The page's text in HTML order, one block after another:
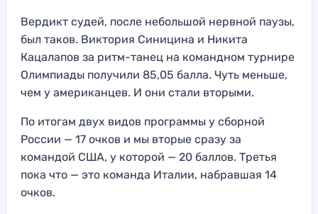
Вердикт судей, после небольшой нервной паузы,
был таков. Виктория Синицина и Никита
Кацалапов за ритм-танец на командном турнире
Олимпиады получили 85,05 балла. Чуть меньше,
чем у американцев. И они стали вторыми.
По итогам двух видов программы у сборной
России — 17 очков и мы вторые сразу за
командой США, у которой — 20 баллов. Третья
пока что — это команда Италии, набравшая 14
очков.